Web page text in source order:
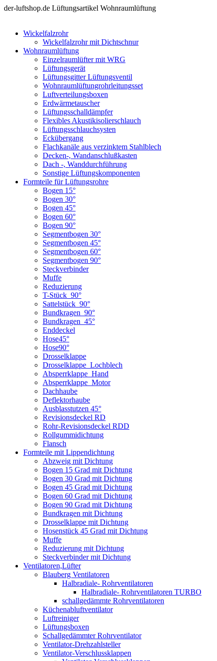
der-luftshop.de Lüftungsartikel Wohnraumlüftung
Wickelfalzrohr
Wickelfalzrohr mit Dichtschnur
Wohnraumlüftung
Einzelraumlüfter mit WRG
Lüftungsgerät
Lüftungsgitter Lüftungsventil
Wohnraumlüftungrohrleitungsset
Luftverteilungsboxen
Erdwärmetauscher
Lüftungsschalldämpfer
Flexibles Akustikisolierschlauch
Lüftungsschlauchsysten
Eckübergang
Flachkanäle aus verzinktem Stahlblech
Decken-, Wandanschlußkasten
Dach -, Wanddurchführung
Sonstige Lüftungskomponenten
Formteile für Lüftungsrohre
Bogen 15°
Bogen 30°
Bogen 45°
Bogen 60°
Bogen 90°
Segmentbogen 30°
Segmentbogen 45°
Segmentbogen 60°
Segmentbogen 90°
Steckverbinder
Muffe
Reduzierung
T-Stück_90°
Sattelstück_90°
Bundkragen_90°
Bundkragen_45°
Enddeckel
Hose45°
Hose90°
Drosselklappe
Drosselklappe_Lochblech
Absperrklappe_Hand
Absperrklappe_Motor
Dachhaube
Deflektorhaube
Ausblasstutzen 45°
Revisionsdeckel RD
Rohr-Revisionsdeckel RDD
Rollgummidichtung
Flansch
Formteile mit Lippendichtung
Abzweig mit Dichtung
Bogen 15 Grad mit Dichtung
Bogen 30 Grad mit Dichtung
Bogen 45 Grad mit Dichtung
Bogen 60 Grad mit Dichtung
Bogen 90 Grad mit Dichtung
Bundkragen mit Dichtung
Drosselklappe mit Dichtung
Hosenstück 45 Grad mit Dichtung
Muffe
Reduzierung mit Dichtung
Steckverbinder mit Dichtung
Ventilatoren,Lüfter
Blauberg Ventilatoren
Halbradiale- Rohrventilatoren
Halbradiale- Rohrventilatoren TURBO
schallgedämmte Rohrventilatoren
Küchenabluftventilator
Luftreiniger
Lüftungsboxen
Schallgedämmter Rohrventilator
Ventilator-Drehzahlsteller
Ventilator-Verschlussklappen